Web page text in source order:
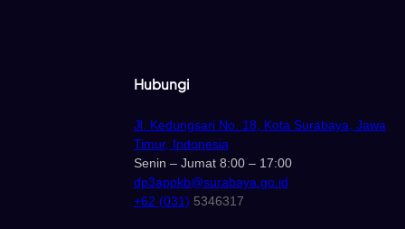
Hubungi
Jl. Kedungsari No. 18, Kota Surabaya, Jawa
Timur, Indonesia
Senin – Jumat 8:00 – 17:00
dp3appkb@surabaya.go.id
+62 (031) 5346317